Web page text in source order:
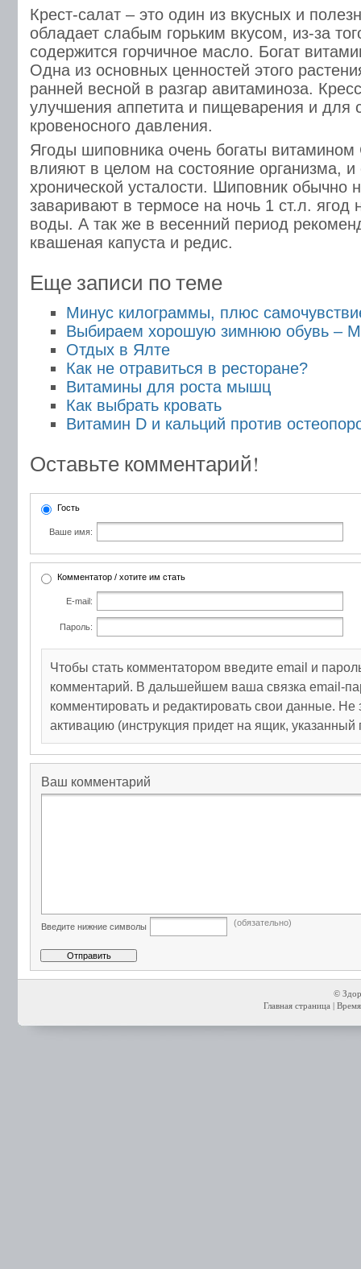
Крест-салат – это один из вкусных и
обладает слабым горьким вкусом, из-за
содержится горчичное масло. Богат
Одна из основных ценностей этого
ранней весной в разгар авитаминоза.
улучшения аппетита и пищеварения и для
кровеносного давления.
Ягоды шиповника очень богаты
влияют в целом на состояние организма,
хронической усталости. Шиповник обычно
заваривают в термосе на ночь 1 ст.л. ягод
воды. А так же в весенний период
квашеная капуста и редис.
Еще записи по теме
Минус килограммы, плюс
Выбираем хорошую зимнюю обувь –
Отдых в Ялте
Как не отравиться в ресторане?
Витамины для роста мышц
Как выбрать кровать
Витамин D и кальций против
Оставьте комментарий!
Гость
Ваше имя:
Комментатор / хотите им стать
E-mail:
Пароль:
Чтобы стать комментатором введите email и
комментарий. В дальшейшем ваша связка email-
комментировать и редактировать свои данные. Не
активацию (инструкция придет на ящик, указанный
Ваш комментарий
Введите нижние символы (обязательно)
©
Главная страница |